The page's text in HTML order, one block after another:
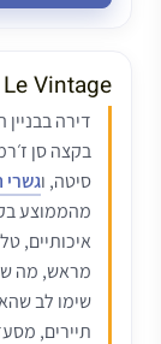
Le Vintage
דירה
בקצה סן
סיטה, וגשרי
מהממוצע
איכותיים,
מראש, מה
שימו לב
תיירים,